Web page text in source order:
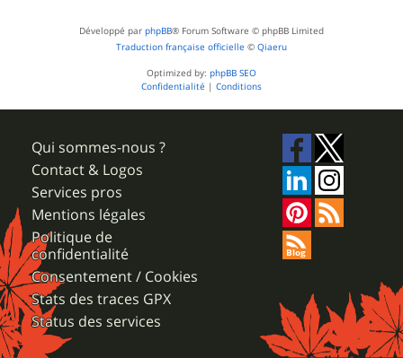
Développé par phpBB® Forum Software © phpBB Limited
Traduction française officielle © Qiaeru
Optimized by: phpBB SEO
Confidentialité | Conditions
Qui sommes-nous ?
Contact & Logos
Services pros
Mentions légales
Politique de
confidentialité
Consentement / Cookies
Stats des traces GPX
Status des services